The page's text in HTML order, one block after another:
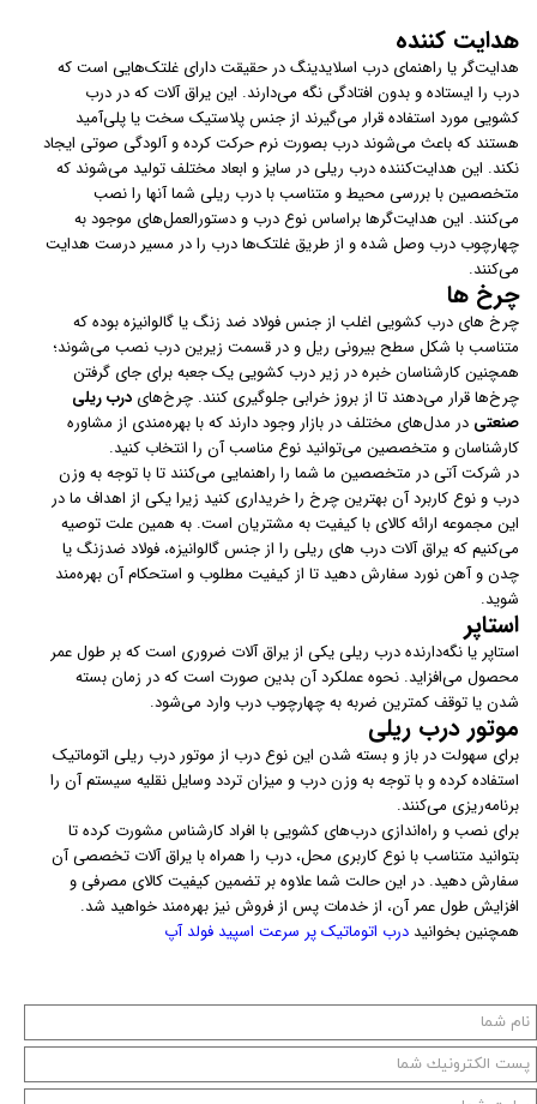
هدایت کننده
هدایت‌گر یا راهنمای درب اسلایدینگ در حقیقت دارای غلتک‌هایی است که
درب را ایستاده و بدون افتادگی نگه می‌دارند. این یراق آلات که در درب
کشویی مورد استفاده قرار می‌گیرند از جنس ‍‌پلاستیک سخت یا پلی‌آمید
هستند که باعث می‌شوند درب بصورت نرم حرکت کرده و آلودگی صوتی ایجاد
نکند. این هدایت‌کننده‌ درب ریلی در سایز و ابعاد مختلف تولید می‌شوند که
متخصصین با بررسی محیط و متناسب با درب ریلی شما آنها را نصب
می‌کنند. این هدایت‌گرها براساس نوع درب و دستورالعمل‌های موجود به
چهارچوب درب وصل شده و از طریق غلتک‌ها درب را در مسیر درست هدایت
می‌کنند.
چرخ ها
چرخ های درب کشویی اغلب از جنس فولاد ضد‌ زنگ یا گالوانیزه بوده که
متناسب با شکل سطح بیرونی ریل و در قسمت زیرین درب نصب می‌شوند؛
همچنین کارشناسان خبره در زیر درب کشویی یک جعبه برای جای گرفتن
چرخ‌ها قرار می‌دهند تا از بروز خرابی جلوگیری کنند. چرخ‌های درب ریلی
صنعتی در مدل‌های مختلف در بازار وجود دارند که با بهره‌مندی از مشاوره
کارشناسان و متخصصین می‌توانید نوع مناسب آن را انتخاب کنید.
در شرکت آتی در متخصصین ما شما را راهنمایی می‌کنند تا با توجه به وزن
درب و نوع کاربرد آن بهترین چرخ را خریداری کنید زیرا یکی از اهداف ما در
این مجموعه ارائه کالای با کیفیت به مشتریان است. به همین علت توصیه
می‌کنیم که یراق آلات درب های ریلی را از جنس گالوانیزه، فولاد ضد‌زنگ یا
چدن و آهن نورد سفارش دهید تا از کیفیت مطلوب و استحکام آن بهره‌مند
شوید.
استاپر
استاپر یا نگه‌دارنده درب ریلی یکی از یراق آلات ضروری است که بر طول عمر
محصول می‌افزاید. نحوه عملکرد آن بدین صورت است که در زمان بسته
شدن یا توقف کمترین ضربه به چهارچوب درب وارد می‌شود.
موتور درب ریلی
برای سهولت در باز و بسته شدن این نوع درب از موتور درب ریلی اتوماتیک
استفاده کرده و با توجه به وزن درب و میزان تردد وسایل نقلیه سیستم آن را
برنامه‌ریزی می‌کنند.
برای نصب و راه‌اندازی درب‌های کشویی با افراد کارشناس مشورت کرده تا
بتوانید متناسب با نوع کاربری محل، درب را همراه با یراق آلات تخصصی آن
سفارش دهید. در این حالت شما علاوه بر تضمین کیفیت کالای مصرفی و
افزایش طول عمر آن، از خدمات پس از فروش نیز بهره‌مند خواهید شد.
همچنین بخوانید درب اتوماتیک پر سرعت اسپید فولد آپ